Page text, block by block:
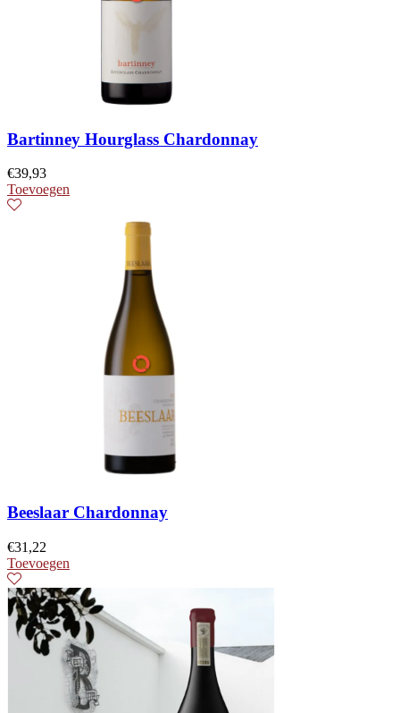
Bartinney Hourglass Chardonnay
€39,93
Toevoegen
Beeslaar Chardonnay
€31,22
Toevoegen